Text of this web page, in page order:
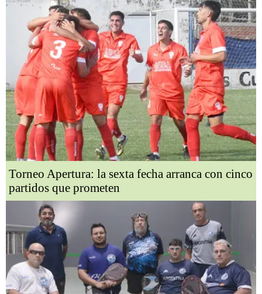
Torneo Apertura: la sexta fecha arranca con cinco
partidos que prometen